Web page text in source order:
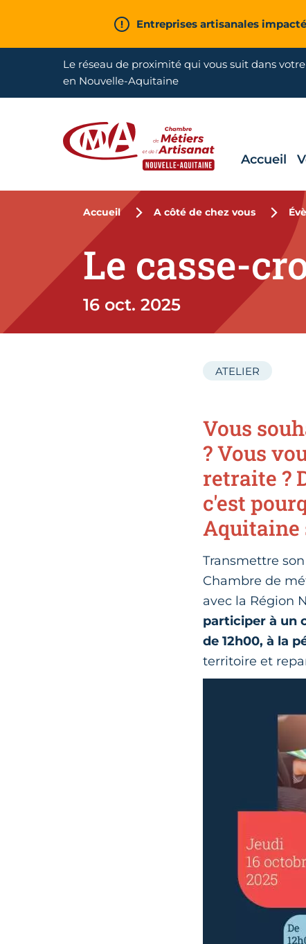
Entreprises artisanales
Le réseau de proximité qui vous suit dans votre
en Nouvelle-Aquitaine
Accueil
Accueil A côté de chez vous
Le casse-
16 oct. 2025
ATELIER
Vous
? Vous
retraite ?
c'est
Aquitaine
Transmettre
Chambre de
avec la Région
participer à un
de 12h00, à la
territoire et